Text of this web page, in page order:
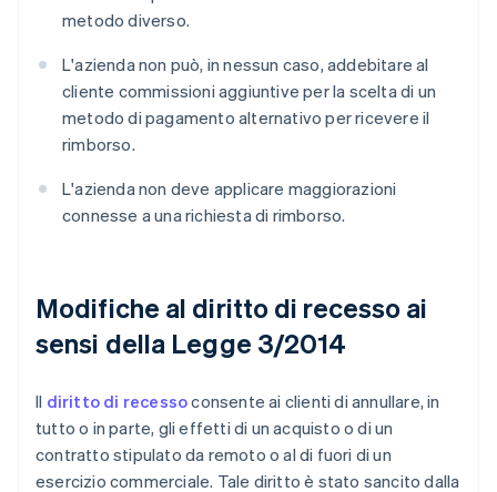
metodo diverso.
L'azienda non può, in nessun caso, addebitare al
cliente commissioni aggiuntive per la scelta di un
metodo di pagamento alternativo per ricevere il
rimborso.
L'azienda non deve applicare maggiorazioni
connesse a una richiesta di rimborso.
Modifiche al diritto di recesso ai
sensi della Legge 3/2014
Il diritto di recessoconsente ai clienti di annullare, in
tutto o in parte, gli effetti di un acquisto o di un
contratto stipulato da remoto o al di fuori di un
esercizio commerciale. Tale diritto è stato sancito dalla